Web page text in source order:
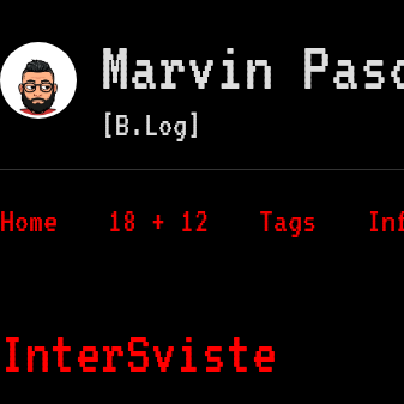
Marvin
[B.Log]
Home 18 + 12 Tags
InterSviste